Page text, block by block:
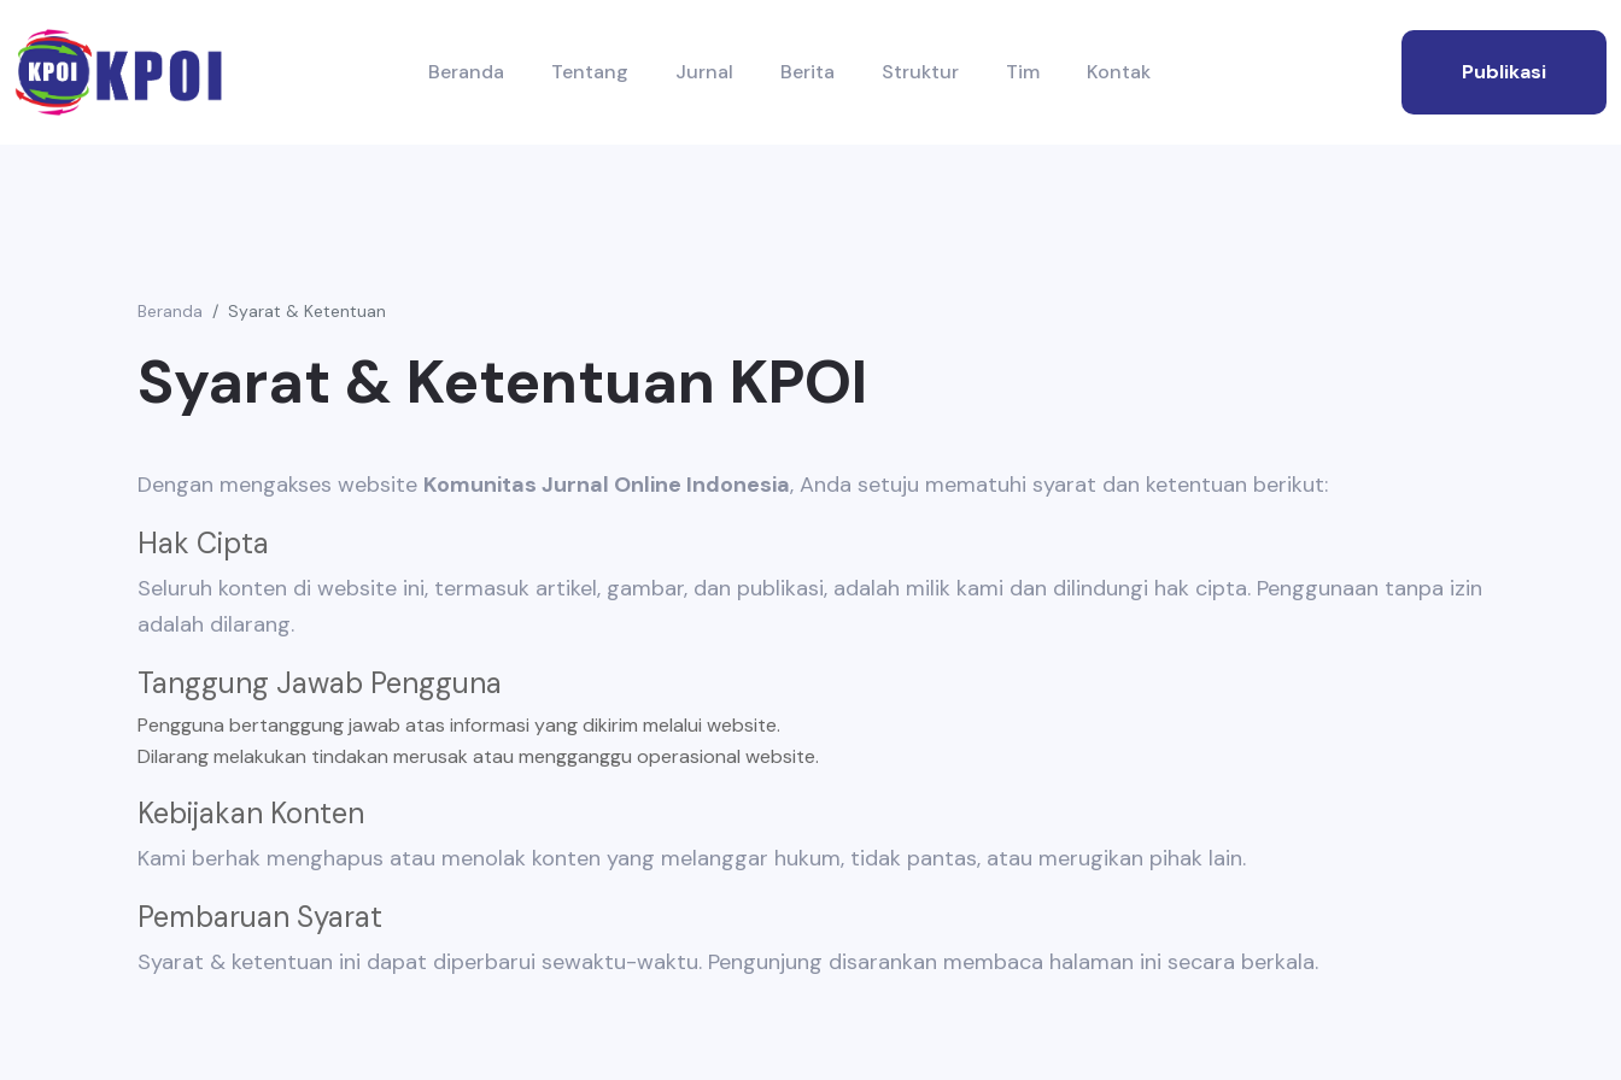
Beranda Tentang Jurnal Berita Struktur Tim Kontak Publikasi
Beranda Syarat & Ketentuan
Syarat & Ketentuan KPOI
Dengan mengakses website Komunitas Jurnal Online Indonesia, Anda setuju mematuhi syarat dan ketentuan berikut:
Hak Cipta
Seluruh konten di website ini, termasuk artikel, gambar, dan publikasi, adalah milik kami dan dilindungi hak cipta. Penggunaan tanpa izin
adalah dilarang.
Tanggung Jawab Pengguna
Pengguna bertanggung jawab atas informasi yang dikirim melalui website.
Dilarang melakukan tindakan merusak atau mengganggu operasional website.
Kebijakan Konten
Kami berhak menghapus atau menolak konten yang melanggar hukum, tidak pantas, atau merugikan pihak lain.
Pembaruan Syarat
Syarat & ketentuan ini dapat diperbarui sewaktu-waktu. Pengunjung disarankan membaca halaman ini secara berkala.